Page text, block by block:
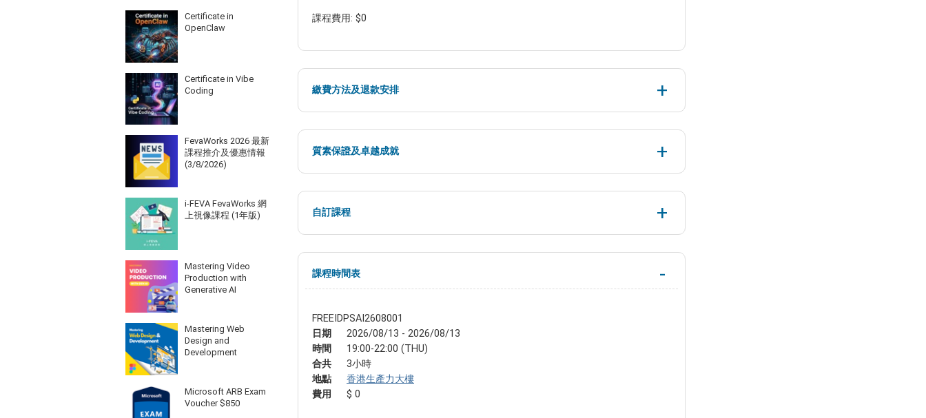
Certificate in
OpenClaw
Certificate in Vibe
Coding
FevaWorks 2026 最新
課程推介及優惠情報
(3/8/2026)
i-FEVA FevaWorks 網
上視像課程 (1年版)
Mastering Video
Production with
Generative AI
Mastering Web
Design and
Development
Microsoft ARB Exam
Voucher $850
課程費用: $0
繳費方法及退款安排
質素保證及卓越成就
自訂課程
課程時間表
FREEIDPSAI2608001
日期
2026/08/13 - 2026/08/13
時間
19:00-22:00 (THU)
合共
3小時
地點
香港生產力大樓
費用
$ 0